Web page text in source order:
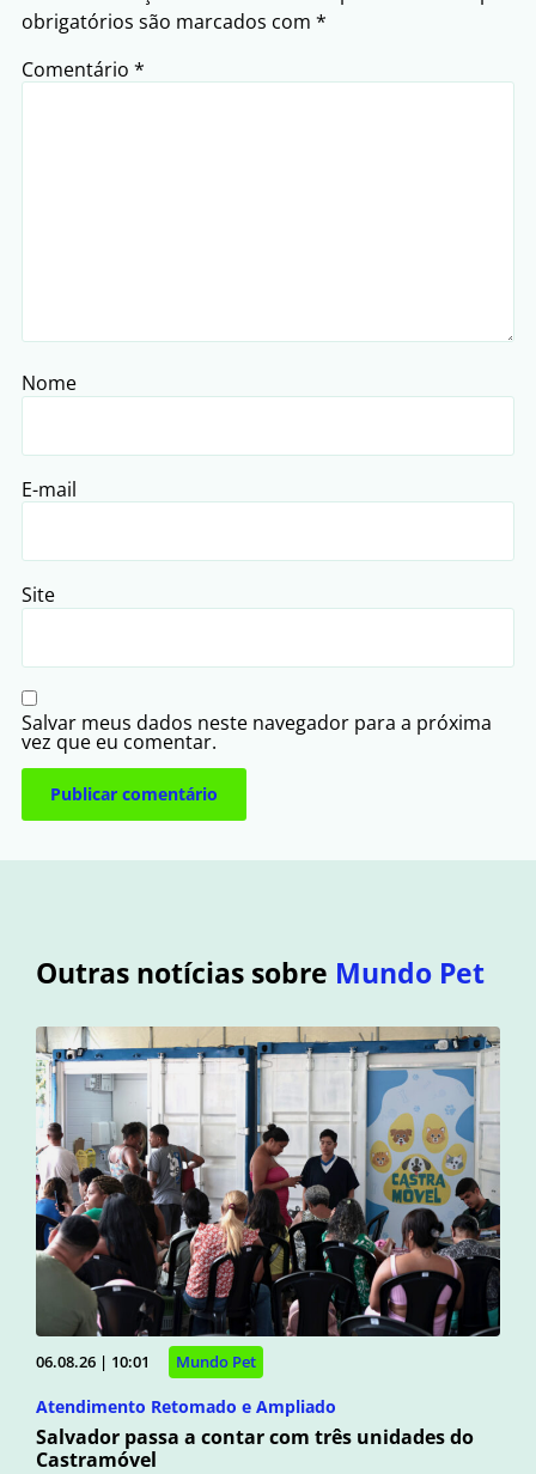
obrigatórios são marcados com *
Comentário *
Nome
E-mail
Site
Salvar meus dados neste navegador para a próxima
vez que eu comentar.
Outras notícias sobre Mundo Pet
06.08.26 | 10:01 Mundo Pet
Atendimento Retomado e Ampliado
Salvador passa a contar com três unidades do
Castramóvel